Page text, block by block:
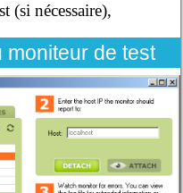
(si nécessaire),
moniteur de test